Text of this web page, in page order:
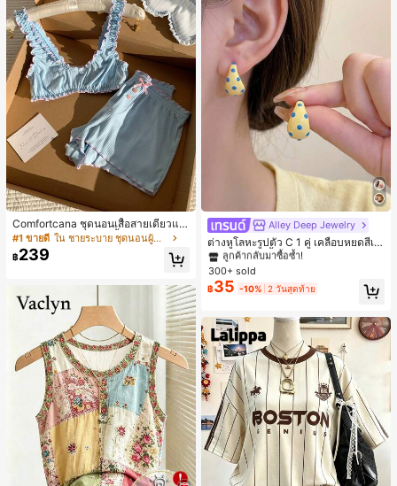
Comfortcana ชุดนอนเสื้อสายเดี่ยวแต่
งระบายและกางเกงขาสั้นสำหรับผู้หญิง
#1 ขายดี ใน ชายระบาย ชุดนอนผู้หญิง
฿239
Alley Deep Jewelry
ต่างหูโลหะรูปตัว C 1 คู่ เคลือบหยดสีเห
ลือง ลายจุดสีน้ำเงิน สไตล์ยุโรปและอเม
ริกัน แฟชั่นส่วนตัว หวานและสง่างาม
สำหรับผู้หญิงและเด็กหญิง สำหรับการเ
ดินทาง งานแต่งงาน ปาร์ตี้ วันเกิด ของ
#1 ขายดี ใน โบโฮ ต่างหูผู้หญิง
ลูกค้ากลับมาซื้อซ้ำ!
เกือบหมดแล้ว!
#1 ขายดี ใน โบโฮ ต่างหูผู้หญิง
ลูกค้ากลับมาซื้อซ้ำ!
เกือบหมดแล้ว!
#1 ขายดี ใน โบโฮ ต่างหูผู้หญิง
ลูกค้ากลับมาซื้อซ้ำ!
เกือบหมดแล้ว!
#1 ขายดี ใน โบโฮ ต่างหูผู้หญิง
เกือบหมดแล้ว!
300+ sold
฿35 -10% 2 วันสุดท้าย